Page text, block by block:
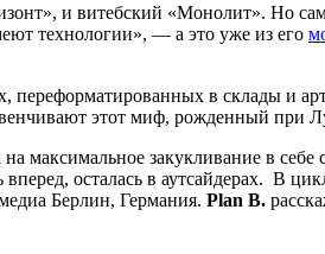
и витебский «Монолит». Но
технологии», — а это уже из его
в склады и
этот миф, рожденный при
максимальное закукливание в
осталась в аутсайдерах. В
Берлин, Германия. Plan B.